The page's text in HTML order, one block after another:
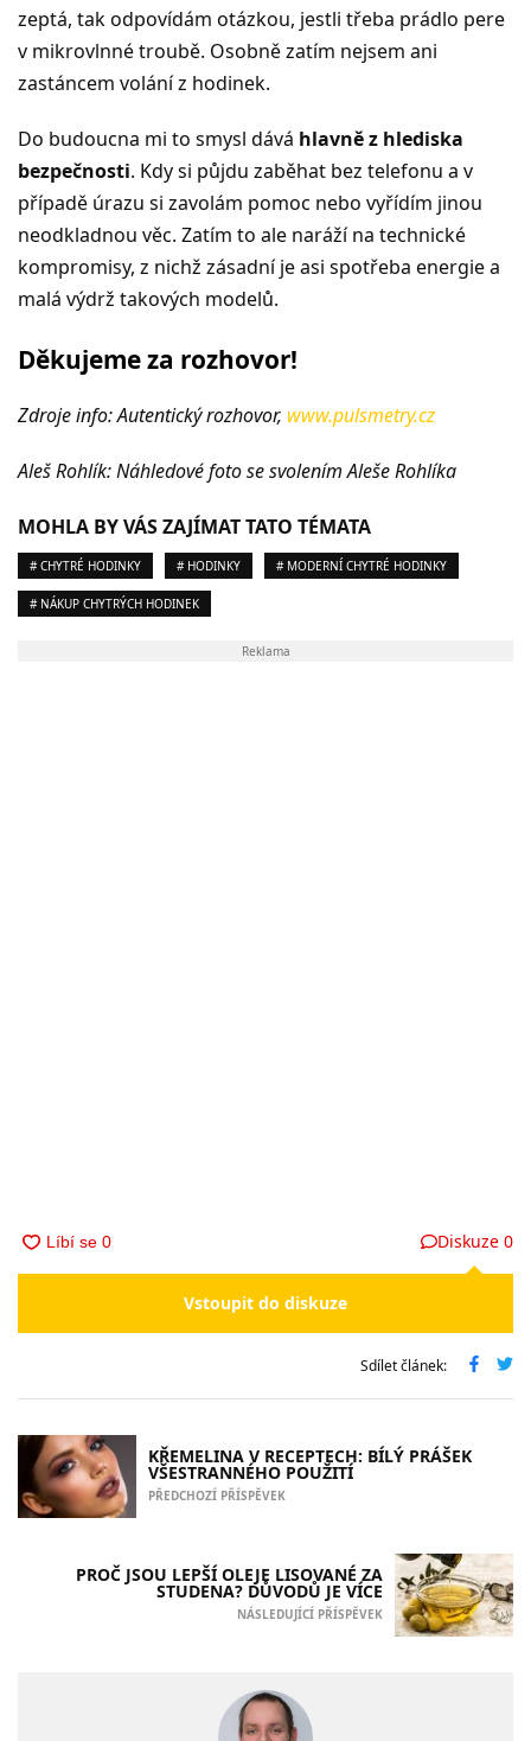
zeptá, tak odpovídám otázkou, jestli třeba prádlo pere
v mikrovlnné troubě. Osobně zatím nejsem ani
zastáncem volání z hodinek.
Do budoucna mi to smysl dává hlavně z hlediska
bezpečnosti. Kdy si půjdu zaběhat bez telefonu a v
případě úrazu si zavolám pomoc nebo vyřídím jinou
neodkladnou věc. Zatím to ale naráží na technické
kompromisy, z nichž zásadní je asi spotřeba energie a
malá výdrž takových modelů.
Děkujeme za rozhovor!
Zdroje info: Autentický rozhovor, www.pulsmetry.cz
Aleš Rohlík: Náhledové foto se svolením Aleše Rohlíka
MOHLA BY VÁS ZAJÍMAT TATO TÉMATA
# CHYTRÉ HODINKY # HODINKY # MODERNÍ CHYTRÉ HODINKY
# NÁKUP CHYTRÝCH HODINEK
Reklama
Diskuze 0
Vstoupit do diskuze
Sdílet článek:
KŘEMELINA V RECEPTECH: BÍLÝ PRÁŠEK
VŠESTRANNÉHO POUŽITÍ
PŘEDCHOZÍ PŘÍSPĚVEK
PROČ JSOU LEPŠÍ OLEJE LISOVANÉ ZA
STUDENA? DŮVODŮ JE VÍCE
NÁSLEDUJÍCÍ PŘÍSPĚVEK